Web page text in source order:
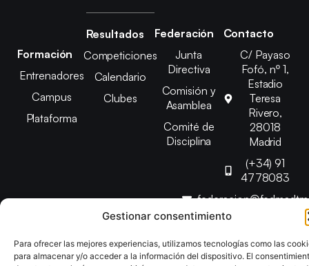
Gestionar consentimiento
Para ofrecer las mejores experiencias, utilizamos tecnologías como las
para almacenar y/o acceder a la información del dispositivo. El
Formación
Entrenadores
Campus
Plataforma
Resultados
Competiciones
Calendario
Clubes
Federación
Junta
Directiva
Comisión y
Asamblea
Comité de
Disciplina
Contacto
C/ Payaso
Fofó, nº 1,
Estadio
Teresa
Rivero,
28018
Madrid
(+34) 91
4778083
Copyright © 2025 Federación Madrileña de Tenis de Mesa |
Desarrollado porTOOOLS